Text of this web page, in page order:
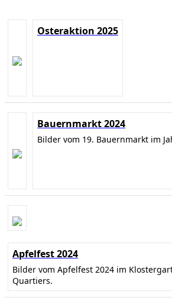
Osteraktion 2025
Bauernmarkt 2024
Bilder vom 19. Bauernmarkt im
Apfelfest 2024
Bilder vom Apfelfest 2024 im
Quartiers.